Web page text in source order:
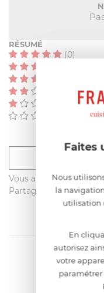
RÉSUMÉ
(0)
Vous avez acheté ce
Partagez votre avis
Faites
Nous
la
utilisation
En
autorisez
votre
paramétrer